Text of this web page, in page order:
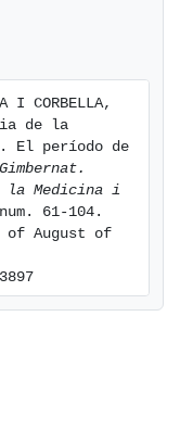
I CORBELLA,
de la
El período de
Gimbernat.
la Medicina i
61-104.
of August of